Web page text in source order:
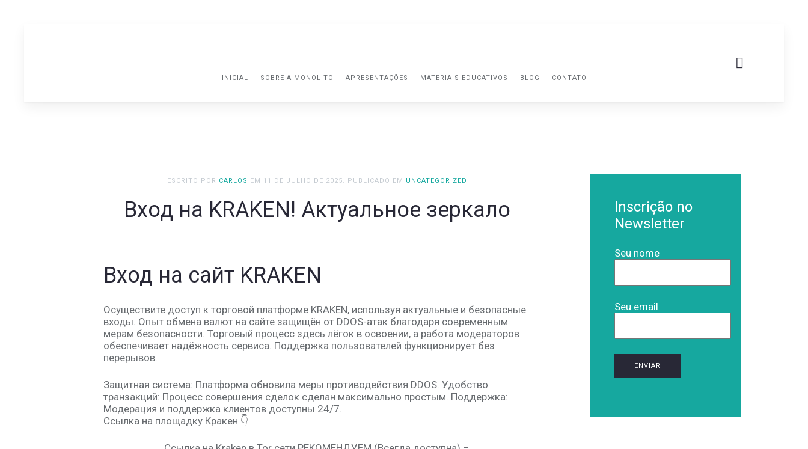
INICIAL SOBRE A MONOLITO APRESENTAÇÕES MATERIAIS EDUCATIVOS BLOG CONTATO
ESCRITO POR CARLOS EM 11 DE JULHO DE 2025. PUBLICADO EM UNCATEGORIZED
Вход на KRAKEN! Актуальное зеркало
Вход на сайт KRAKEN
Осуществите доступ к торговой платформе KRAKEN, используя актуальные и безопасные
входы. Опыт обмена валют на сайте защищён от DDOS-атак благодаря современным
мерам безопасности. Торговый процесс здесь лёгок в освоении, а работа модераторов
обеспечивает надёжность сервиса. Поддержка пользователей функционирует без
перерывов.
Защитная система: Платформа обновила меры противодействия DDOS. Удобство
транзакций: Процесс совершения сделок сделан максимально простым. Поддержка:
Модерация и поддержка клиентов доступны 24/7.
Ссылка на площадку Кракен 👇
Inscrição no
Newsletter
Seu nome
Seu email